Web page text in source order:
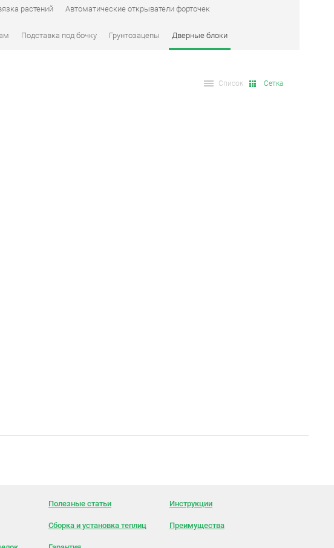
растений Автоматические открыватели форточек
Подставка под бочку Грунтозацепы Дверные блоки
Список Сетка
Полезные статьи Инструкции
Сборка и установка теплиц Преимущества